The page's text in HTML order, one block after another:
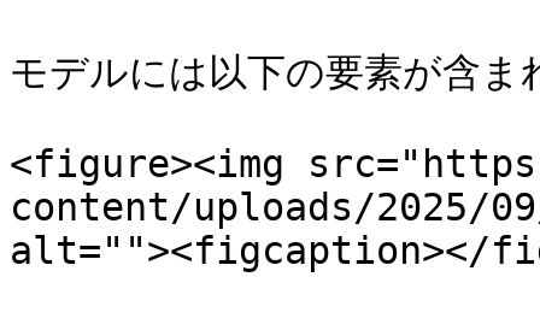
モデルには以下の要素が含ま
<figure><img
content/uploads/2025/
alt=""><figcaption></